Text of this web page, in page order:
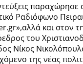
παραχώρησε
Ραδιόφωνο
και στον
του
Νίκος
της νέας